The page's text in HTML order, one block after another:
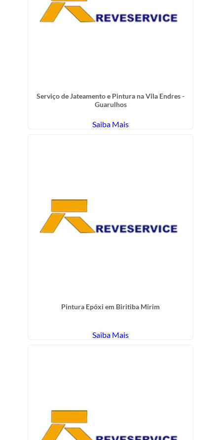
Serviço de Jateamento e Pintura na Vila Endres -
Guarulhos
Saiba Mais
Pintura Epóxi em Biritiba Mirim
Saiba Mais